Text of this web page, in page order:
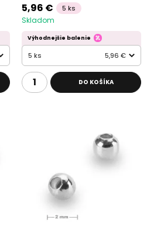
5,96 € 5 ks
Skladom
Výhodnejšie balenie
5 ks 5,96 €
DO KOŠÍKA